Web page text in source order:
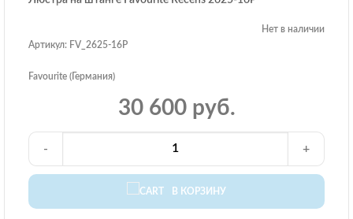
Нет в наличии
Артикул: FV_2625-16P
Favourite (Германия)
30 600 руб.
В КОРЗИНУ
- +